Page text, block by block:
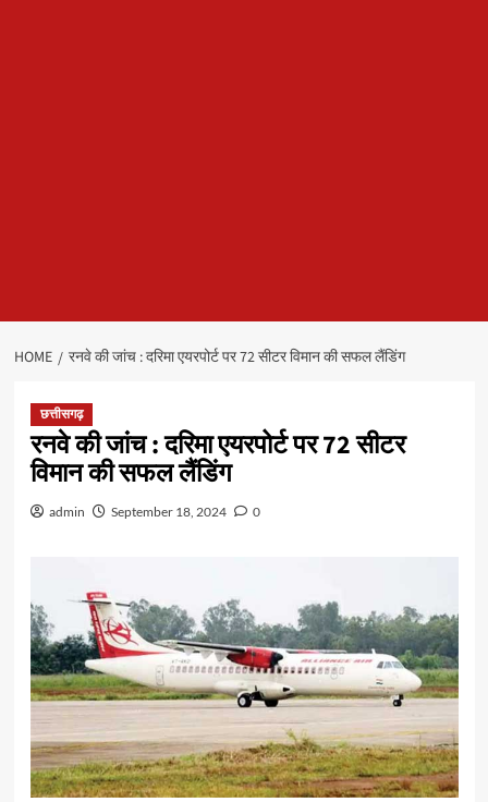
HOME रनवे की जांच : दरिमा एयरपोर्ट पर 72 सीटर विमान की सफल लैंडिंग
छत्तीसगढ़
रनवे की जांच : दरिमा एयरपोर्ट पर 72 सीटर
विमान की सफल लैंडिंग
admin September 18, 2024 0